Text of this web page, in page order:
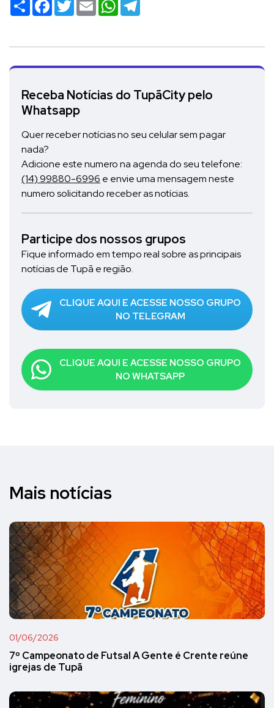
Receba Notícias do TupãCity pelo
Whatsapp
Quer receber notícias no seu celular sem pagar
nada?
Adicione este numero na agenda do seu telefone:
(14) 99880-6996 e envie uma mensagem neste
numero solicitando receber as notícias.
Participe dos nossos grupos
Fique informado em tempo real sobre as principais
notícias de Tupã e região.
CLIQUE AQUI E ACESSE NOSSO GRUPO
NO TELEGRAM
CLIQUE AQUI E ACESSE NOSSO GRUPO
NO WHATSAPP
Mais notícias
01/06/2026
7º Campeonato de Futsal A Gente é Crente reúne
igrejas de Tupã